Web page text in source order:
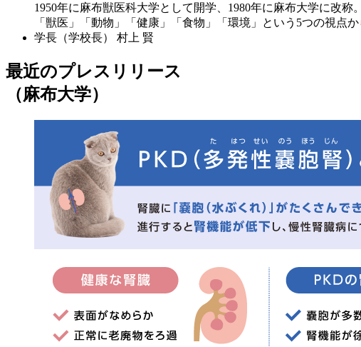
1950年に麻布獣医科大学として開学、1980年に麻布大学に改称
「獣医」「動物」「健康」「食物」「環境」という5つの視点
学長（学校長）
村上 賢
最近のプレスリリース
（麻布大学）